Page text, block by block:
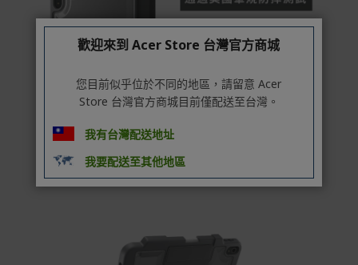
非Acer旗下品牌商品保固依各商品和之廠商有所不同，詳
情請參考商品說明。
如有相關保固問題以及售後服務問題，您可以透過專線或
付款方式
信用卡一次付清：支援Visa、Master Card及JCB卡
別
信用卡分期付款：限指定商品使用，滿1千享3期0利
LINEPAY(含iPASS MONEY)
歡迎來到 Acer Store 台灣官方商城
您目前似乎位於不同的地區，請留意 Acer
Store 台灣官方商城目前僅配送至台灣。
我有台灣配送地址
我要配送至其他地區